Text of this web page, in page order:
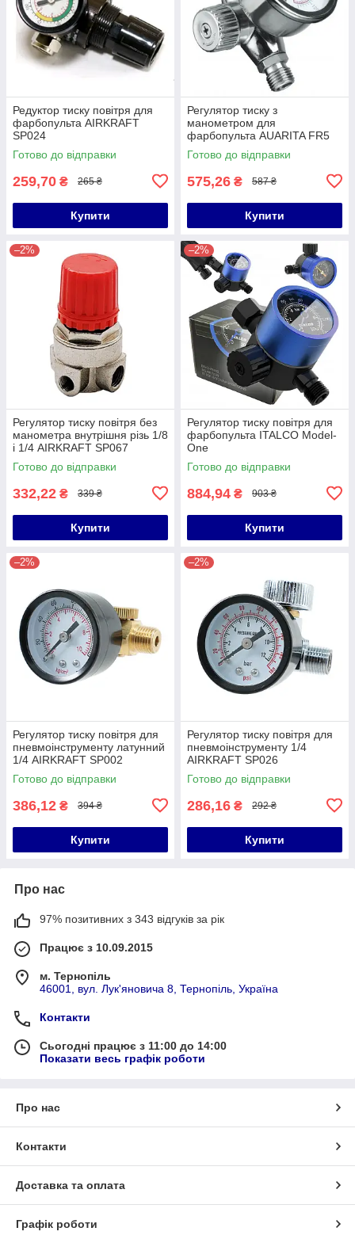
Редуктор тиску повітря для
фарбопульта AIRKRAFT
SP024
Готово до відправки
259,70 ₴ 265 ₴
Купити
Регулятор тиску з
манометром для
фарбопульта AUARITA FR5
Готово до відправки
575,26 ₴ 587 ₴
Купити
–2%
Регулятор тиску повітря без
манометра внутрішня різь 1/8
і 1/4 AIRKRAFT SP067
Готово до відправки
332,22 ₴ 339 ₴
Купити
–2%
Регулятор тиску повітря для
фарбопульта ITALCO Model-
One
Готово до відправки
884,94 ₴ 903 ₴
Купити
–2%
Регулятор тиску повітря для
пневмоінструменту латунний
1/4 AIRKRAFT SP002
Готово до відправки
386,12 ₴ 394 ₴
Купити
–2%
Регулятор тиску повітря для
пневмоінструменту 1/4
AIRKRAFT SP026
Готово до відправки
286,16 ₴ 292 ₴
Купити
Про нас
97% позитивних з 343 відгуків за рік
Працює з 10.09.2015
м. Тернопіль
46001, вул. Лук'яновича 8, Тернопіль, Україна
Контакти
Сьогодні працює з 11:00 до 14:00
Показати весь графік роботи
Про нас
Контакти
Доставка та оплата
Графік роботи